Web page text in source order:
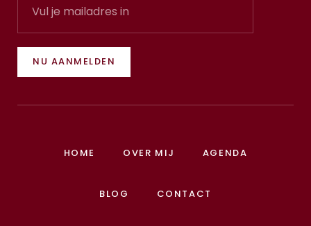
NU AANMELDEN
HOME OVER MIJ AGENDA
BLOG CONTACT